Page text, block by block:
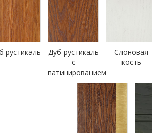
рустикаль
Дуб рустикаль
с
патинированием
Слоновая
кость